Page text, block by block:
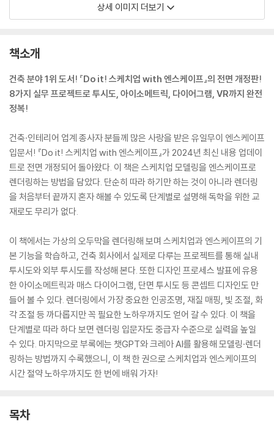
상세 이미지 더보기
책소개
건축 분야 1위 도서! 『Do it! 스케치업 with 엔스케이프』의 전면 개정판!
8가지 실무 프로젝트로 투시도, 아이소메트릭, 다이어그램, VR까지 완전
정복!
건축·인테리어 업계 종사자 분들께 많은 사랑을 받은 유일무이 엔스케이프
입문서! 『Do it! 스케치업 with 엔스케이프』가 2024년 최신 내용 업데이
트로 전면 개정되어 돌아왔다. 이 책은 스케치업 모델링을 엔스케이프로
렌더링하는 방법을 담았다. 단순히 따라 하기만 하는 것이 아니라 렌더링
을 처음부터 끝까지 혼자 해볼 수 있도록 단계별로 설명해 독학을 위한 교
재로도 무리가 없다.
이 책에서는 가상의 오두막을 렌더링해 보며 스케치업과 엔스케이프의 기
본 기능을 학습하고, 건축 회사에서 실제로 다루는 프로젝트를 통해 실내
투시도와 외부 투시도를 작성해 본다. 또한 디자인 프로세스 발표에 유용
한 아이소메트릭과 매스 다이어그램, 단면 투시도 등 콘셉트 디자인도 만
들어 볼 수 있다. 렌더링에서 가장 중요한 인공조명, 재질 매핑, 빛 조절, 화
각 조절 등 까다롭지만 꼭 필요한 노하우까지도 얻어 갈 수 있다. 이 책을
단계별로 따라 하다 보면 렌더링 입문자도 중급자 수준으로 실력을 높일
수 있다. 마지막으로 부록에는 챗GPT와 크레아 AI를 활용해 모델링·렌더
링하는 방법까지 수록했으니, 이 책 한 권으로 스케치업과 엔스케이프의
시간 절약 노하우까지도 한 번에 배워 가자!
목차